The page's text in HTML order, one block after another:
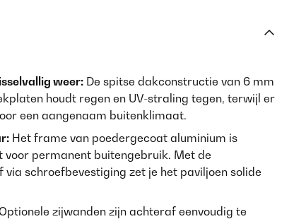
weer: De spitse dakconstructie van 6 mm
houdt regen en UV-straling tegen, terwijl er
een aangenaam buitenklimaat.
Het frame van poedergecoat aluminium is
permanent buitengebruik. Met de
schroefbevestiging zet je het paviljoen solide
Optionele zijwanden zijn achteraf eenvoudig te